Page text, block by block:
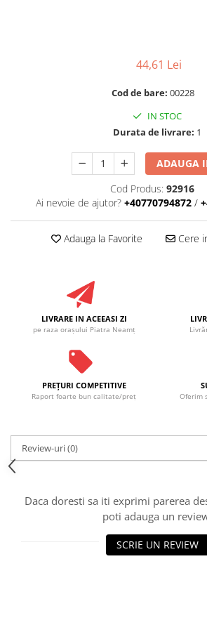
44,61 Lei
Cod de bare: 00228
IN STOC
Durata de livrare: 1
ADAUGA
Cod Produs: 92916
Ai nevoie de ajutor? +40770794872 /
Adauga la Favorite Cere
LIVRARE IN ACEEASI ZI
pe raza oraşului Piatra Neamţ
PREŢURI COMPETITIVE
Raport foarte bun calitate/preţ Oferim
Review-uri(0)
Daca doresti sa iti exprimi parerea
poti adauga un
SCRIE UN REVIEW